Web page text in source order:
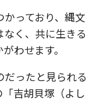
っており、縄文
く、共に生きる
わせます。
ったと見られる
吉胡貝塚（よし